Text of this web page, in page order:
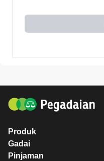
Produk
Gadai
Pinjaman